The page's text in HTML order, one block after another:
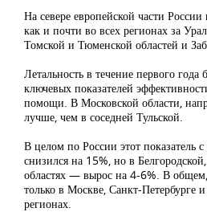
На севере европейской части
как и почти во всех регионах за
Томской и Тюменской областей и
Летальность в течение первого
ключевых показателей
помощи. В Московской области,
лучше, чем в соседней Тульской.
В целом по России этот показатель
снизился на 15%, но в
областях — вырос на 4-6%. В
только в Москве, Санкт-Петербурге
регионах.